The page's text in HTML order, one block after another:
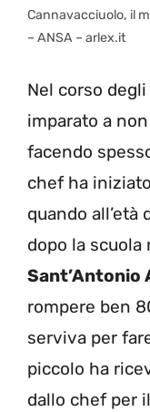
Cannavacciuolo, il
– ANSA – arlex.it
Nel corso
imparato a
facendo
chef ha
quando all’età
dopo la
Sant’Antonio
rompere ben
serviva per
piccolo ha
dallo chef per